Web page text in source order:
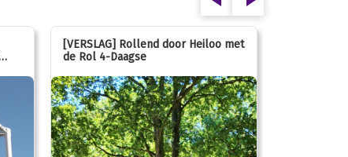
[VERSLAG] Rollend door Heiloo met
de Rol 4-Daagse